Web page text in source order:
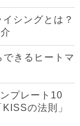
シングとは？
できるヒートマ
プレート10
の法則」